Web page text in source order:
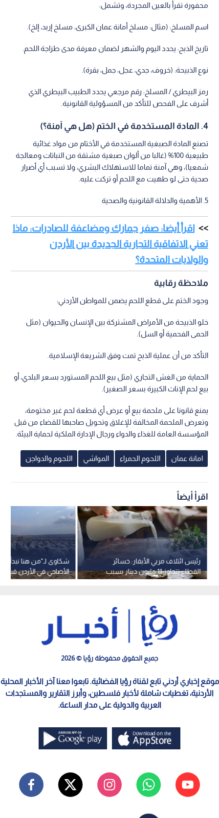
محفورة تقرأ بالعين المجردة، وتشمل:
اسم المسلخ: (مثال: مسلخ أمانة عمان الكبرى، مسلخ إربد، إلخ).
تاريخ الذبح: يحدد اليوم والشهر لضمان معرفة مدى طزاجة اللحم.
نوع الذبيحة: (خروف، جدي، عجل، جمل، بقرة).
رمز البيطري / المسلخ: رقم مرجعي يحدد الطبيب البيطري الذي
أشرف على الفحص للتأكد من المسؤولية القانونية.
4. المادة المستخدمة في الختم (هل هي آمنة؟)
تصنع المادة الصبغية المستخدمة في الأختام من مواد غذائية
طبيعية 100% (غالبا من ألوان صبغية مشتقة من النباتات ومعالجة
شمعيا)، وهي آمنة تماما للاستهلاك البشري، ولا تسبب أي أضرار
صحية حتى لو طهيت مع اللحم أو تركت عليه.
5. الأهمية والدلالة القانونية والصحية
اقرأ أيضا: صفر جمارك ومضاعفة للصادرات: ماذا
تعني الاتفاقية التجارية الجديدة بين الأردن
والولايات المتحدة؟
ملاحظة رقابية
وجود الختم على قطع اللحم يضمن للمواطن الأردني:
خلو الذبيحة من الأمراض المشتركة بين الإنسان والحيوان (مثل
الحمى الفحمية أو السل).
التأكد من أن عملية الذبح تمت وفق الشريعة الإسلامية.
الحماية من الغش التجاري (مثل بيع اللحم المستورد بسعر البلدي، أو
بيع لحم الإناث الكبيرة بسعر الصغير).
يمنع قانونا على ملحمة بيع أو عرض أي قطعة لحم غير مختومة،
وتعرض الملحمة المخالفة للإغلاق وتحويل صاحبها للقضاء من قبل
المؤسسة العامة للغذاء والدواء ورجال الإدارة الملكية لحماية البيئة.
امانة عمان اللحوم الحمراء المواشي اللحوم والدواجن
اقرأ أيضاً
شكاوى لـ"من هنا نبدأ"
الأضاحي في الأردن قبيل
المبارك.. فيديو
رئيس ائتلاف مربي الأبقار: خسائر
القطاع تتجاوز 11 مليون دينار بسبب
غرق الأسواق بالحليب المستورد -
جميع الحقوق محفوظة رؤيا © 2026
موقع إخباري أردني تابع لقناة رؤيا الفضائية. تابعوا معنا آخر الأخبار المحلية
الأردنية، تغطيات شاملة لأخبار فلسطين، وأبرز التقارير والمستجدات
العربية والدولية على مدار الساعة.